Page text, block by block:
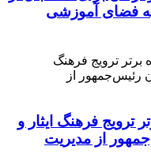
به فضای آموزشی
ترویج فرهنگ ایثار و
از مدیریت